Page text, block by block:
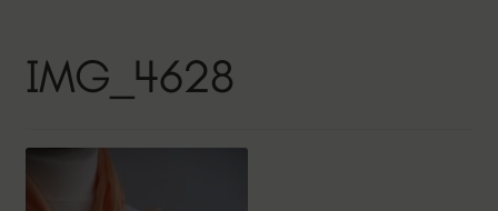
O hodvábe
IMG_4628